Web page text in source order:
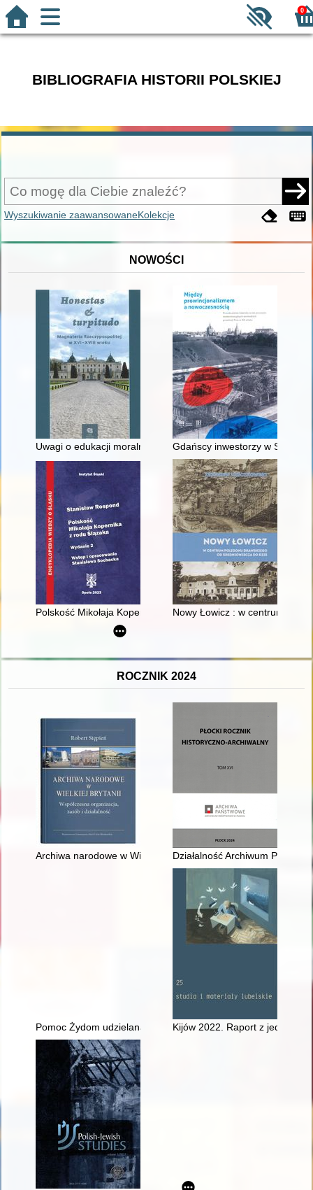
0
BIBLIOGRAFIA HISTORII POLSKIEJ
Wyszukiwanie zaawansowaneKolekcje
NOWOŚCI
Uwagi o edukacji moralnej synów szlacheckich w XVI-
Gdańscy inwestorzy w
Polskość Mikołaja Kopernika z rodu ŚlązakaNowy Łowicz : w centrum
ROCZNIK 2024
Archiwa narodowe w Wielkiej Brytanii : współczesna
Działalność Archiwum
Pomoc Żydom udzielana przez krakowskichKijów 2022. Raport z jednego